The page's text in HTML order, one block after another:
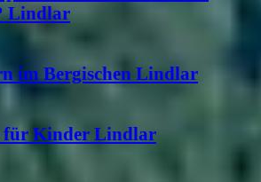
Lindlar
im Bergischen Lindlar
für Kinder Lindlar